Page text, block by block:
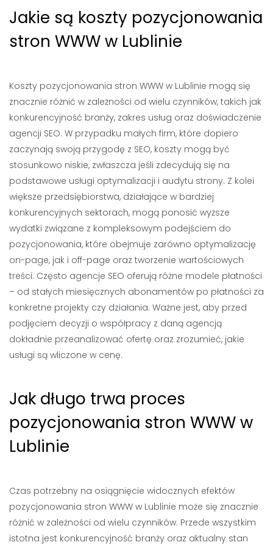
Jakie są koszty pozycjonowania
stron WWW w Lublinie
Koszty pozycjonowania stron WWW w Lublinie mogą się
znacznie różnić w zależności od wielu czynników, takich jak
konkurencyjność branży, zakres usług oraz doświadczenie
agencji SEO. W przypadku małych firm, które dopiero
zaczynają swoją przygodę z SEO, koszty mogą być
stosunkowo niskie, zwłaszcza jeśli zdecydują się na
podstawowe usługi optymalizacji i audytu strony. Z kolei
większe przedsiębiorstwa, działające w bardziej
konkurencyjnych sektorach, mogą ponosić wyższe
wydatki związane z kompleksowym podejściem do
pozycjonowania, które obejmuje zarówno optymalizację
on-page, jak i off-page oraz tworzenie wartościowych
treści. Często agencje SEO oferują różne modele płatności
– od stałych miesięcznych abonamentów po płatności za
konkretne projekty czy działania. Ważne jest, aby przed
podjęciem decyzji o współpracy z daną agencją
dokładnie przeanalizować ofertę oraz zrozumieć, jakie
usługi są wliczone w cenę.
Jak długo trwa proces
pozycjonowania stron WWW w
Lublinie
Czas potrzebny na osiągnięcie widocznych efektów
pozycjonowania stron WWW w Lublinie może się znacznie
różnić w zależności od wielu czynników. Przede wszystkim
istotna jest konkurencyjność branży oraz aktualny stan